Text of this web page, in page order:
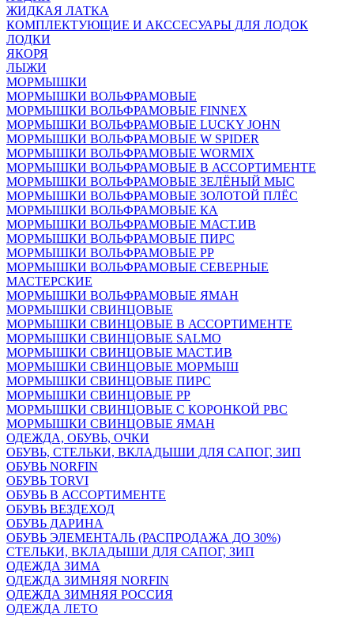
ЖИДКАЯ ЛАТКА
КОМПЛЕКТУЮЩИЕ И АКССЕСУАРЫ ДЛЯ ЛОДОК
ЛОДКИ
ЯКОРЯ
ЛЫЖИ
МОРМЫШКИ
МОРМЫШКИ ВОЛЬФРАМОВЫЕ
МОРМЫШКИ ВОЛЬФРАМОВЫЕ FINNEX
МОРМЫШКИ ВОЛЬФРАМОВЫЕ LUCKY JOHN
МОРМЫШКИ ВОЛЬФРАМОВЫЕ W SPIDER
МОРМЫШКИ ВОЛЬФРАМОВЫЕ WORMIX
МОРМЫШКИ ВОЛЬФРАМОВЫЕ В АССОРТИМЕНТЕ
МОРМЫШКИ ВОЛЬФРАМОВЫЕ ЗЕЛЁНЫЙ МЫС
МОРМЫШКИ ВОЛЬФРАМОВЫЕ ЗОЛОТОЙ ПЛЁС
МОРМЫШКИ ВОЛЬФРАМОВЫЕ КА
МОРМЫШКИ ВОЛЬФРАМОВЫЕ МАСТ.ИВ
МОРМЫШКИ ВОЛЬФРАМОВЫЕ ПИРС
МОРМЫШКИ ВОЛЬФРАМОВЫЕ РР
МОРМЫШКИ ВОЛЬФРАМОВЫЕ СЕВЕРНЫЕ
МАСТЕРСКИЕ
МОРМЫШКИ ВОЛЬФРАМОВЫЕ ЯМАН
МОРМЫШКИ СВИНЦОВЫЕ
МОРМЫШКИ СВИНЦОВЫЕ В АССОРТИМЕНТЕ
МОРМЫШКИ СВИНЦОВЫЕ SALMO
МОРМЫШКИ СВИНЦОВЫЕ МАСТ.ИВ
МОРМЫШКИ СВИНЦОВЫЕ МОРМЫШ
МОРМЫШКИ СВИНЦОВЫЕ ПИРС
МОРМЫШКИ СВИНЦОВЫЕ РР
МОРМЫШКИ СВИНЦОВЫЕ С КОРОНКОЙ РВС
МОРМЫШКИ СВИНЦОВЫЕ ЯМАН
ОДЕЖДА, ОБУВЬ, ОЧКИ
ОБУВЬ, СТЕЛЬКИ, ВКЛАДЫШИ ДЛЯ САПОГ, ЗИП
ОБУВЬ NORFIN
ОБУВЬ TORVI
ОБУВЬ В АССОРТИМЕНТЕ
ОБУВЬ ВЕЗДЕХОД
ОБУВЬ ДАРИНА
ОБУВЬ ЭЛЕМЕНТАЛЬ (РАСПРОДАЖА ДО 30%)
СТЕЛЬКИ, ВКЛАДЫШИ ДЛЯ САПОГ, ЗИП
ОДЕЖДА ЗИМА
ОДЕЖДА ЗИМНЯЯ NORFIN
ОДЕЖДА ЗИМНЯЯ РОССИЯ
ОДЕЖДА ЛЕТО